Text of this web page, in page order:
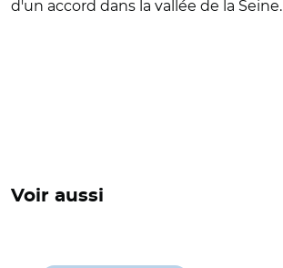
d'un accord dans la vallée de la Seine.
Voir aussi